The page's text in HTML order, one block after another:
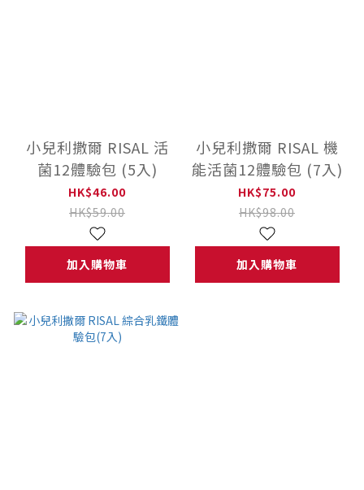
小兒利撒爾 RISAL 活
菌12體驗包 (5入)
HK$46.00
HK$59.00
加入購物車
小兒利撒爾 RISAL 機
能活菌12體驗包 (7入)
HK$75.00
HK$98.00
加入購物車